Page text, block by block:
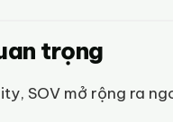
trọng
SOV mở rộng ra